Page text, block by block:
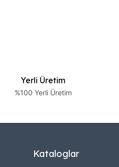
Yerli Üretim
%100 Yerli Üretim
Kataloglar